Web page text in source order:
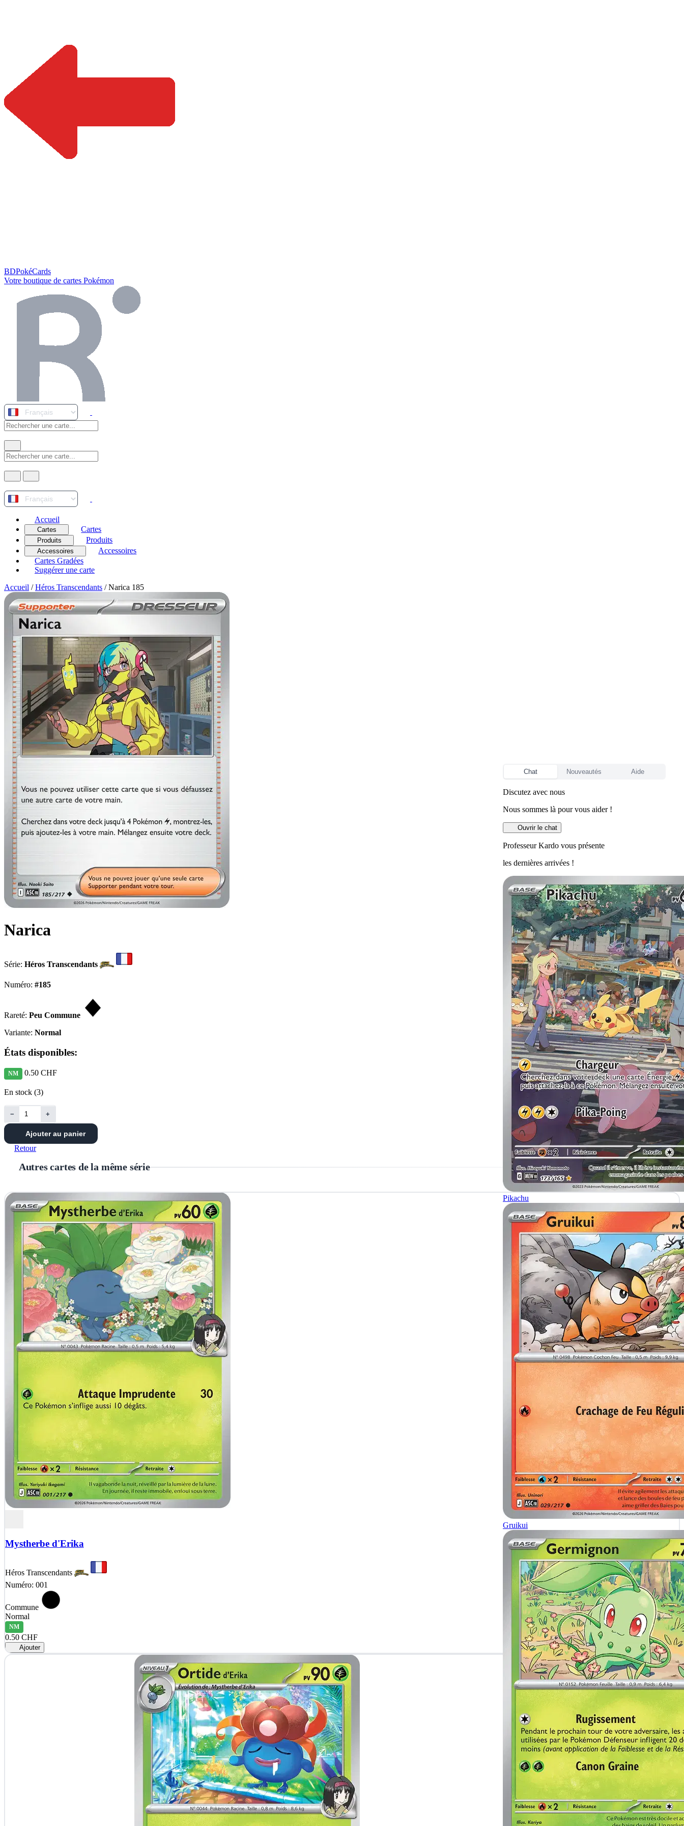
BDPokéCards
Votre boutique de cartes Pokémon
Accueil
Cartes Cartes
Produits Produits
Accessoires
Accessoires
Cartes Gradées
Suggérer une carte
Accueil / Héros Transcendants / Narica 185
Narica
Série: Héros Transcendants
Numéro: #185
Rareté: Peu Commune
Variante: Normal
États disponibles:
NM 0.50 CHF
En stock (3)
− +
Ajouter au panier
Retour
Autres cartes de la même série
Mystherbe d'Erika
Héros Transcendants
Numéro: 001
Commune
Normal
NM
0.50 CHF
Ajouter
Chat Nouveautés Aide
Discutez avec nous
Nous sommes là pour vous aider !
Ouvrir le chat
Professeur Kardo vous présente
les dernières arrivées !
Pikachu
Gruikui